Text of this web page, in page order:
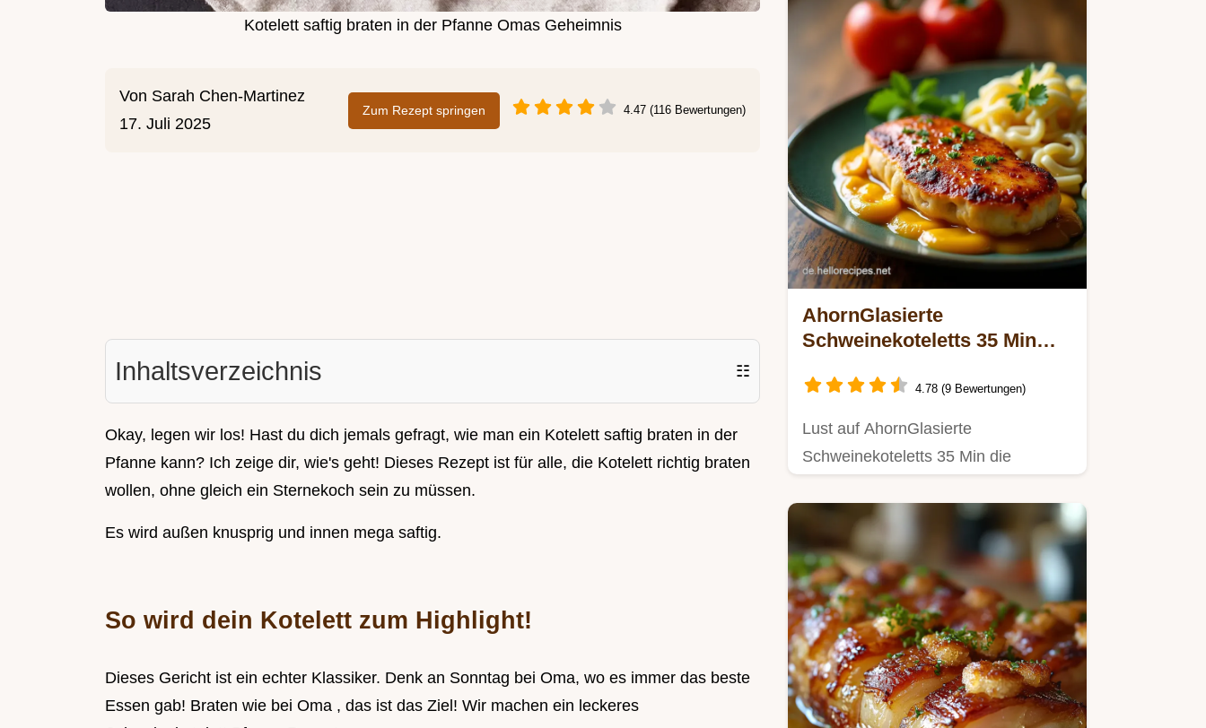
Kotelett saftig braten in der Pfanne Omas Geheimnis
Von Sarah Chen-Martinez
17. Juli 2025
Zum Rezept springen 4.47 (116 Bewertungen)
Inhaltsverzeichnis ☷
Okay, legen wir los! Hast du dich jemals gefragt, wie man ein Kotelett saftig braten in der
Pfanne kann? Ich zeige dir, wie's geht! Dieses Rezept ist für alle, die Kotelett richtig braten
wollen, ohne gleich ein Sternekoch sein zu müssen.
Es wird außen knusprig und innen mega saftig.
So wird dein Kotelett zum Highlight!
Dieses Gericht ist ein echter Klassiker. Denk an Sonntag bei Oma, wo es immer das beste
Essen gab! Braten wie bei Oma , das ist das Ziel! Wir machen ein leckeres
AhornGlasierte
Schweinekoteletts 35 Min
4.78 (9 Bewertungen)
Lust auf AhornGlasierte
Schweinekoteletts 35 Min die
mit…